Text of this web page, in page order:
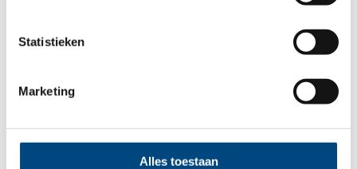
Statistieken
Marketing
Alles toestaan